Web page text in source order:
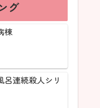
グ
棟
呂連続殺人シリ